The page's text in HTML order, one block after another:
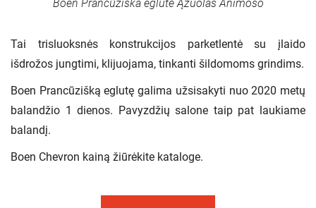
Boen Prancūziška eglutė Ąžuolas Animoso
Tai trisluoksnės konstrukcijos parketlentė su įlaido
išdrožos jungtimi, klijuojama, tinkanti šildomoms grindims.
Boen Prancūzišką eglutę galima užsisakyti nuo 2020 metų
balandžio 1 dienos. Pavyzdžių salone taip pat laukiame
balandį.
Boen Chevron kainą žiūrėkite kataloge.